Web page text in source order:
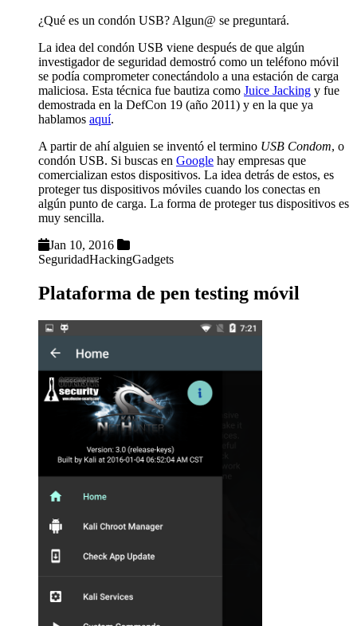
¿Qué es un condón USB? Algun@ se preguntará.
La idea del condón USB viene después de que algún
investigador de seguridad demostró como un teléfono móvil
se podía comprometer conectándolo a una estación de carga
maliciosa. Esta técnica fue bautiza como Juice Jacking y fue
demostrada en la DefCon 19 (año 2011) y en la que ya
hablamos aquí.
A partir de ahí alguien se inventó el termino USB Condom, o
condón USB. Si buscas en Google hay empresas que
comercializan estos dispositivos. La idea detrás de estos, es
proteger tus dispositivos móviles cuando los conectas en
algún punto de carga. La forma de proteger tus dispositivos es
muy sencilla.
Jan 10, 2016
SeguridadHackingGadgets
Plataforma de pen testing móvil